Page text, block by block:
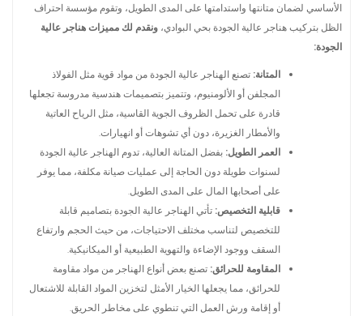
الأساسي لضمان متانتها واستدامتها على المدى الطويل، وتقوم مؤسسة احتراف
الظل بتركيب هناجر عالية الجودة بحي البوادي، ونقدم لك مميزات هناجر عالية
الجودة:
المتانة: تصنع الهناجر عالية الجودة من مواد قوية مثل الفولاذ
المجلفن أو الألومنيوم، وتتميز بتصميمات هندسية مدروسة تجعلها
قادرة على تحمل الظروف الجوية القاسية، مثل الرياح العاتية
والأمطار الغزيرة، دون أي تشوهات أو انهيارات.
العمر الطويل: بفضل المتانة العالية، تدوم الهناجر عالية الجودة
لسنوات طويلة دون الحاجة إلى عمليات صيانة مكلفة، مما يوفر
على أصحابها المال على المدى الطويل.
قابلية التخصيص: تأتي الهناجر عالية الجودة بتصاميم قابلة
للتخصيص لتناسب مختلف الاحتياجات، من حيث الحجم وارتفاع
السقف ووجود الإضاءة والتهوية الطبيعية أو الميكانيكية.
المقاومة للحرائق: تصنع بعض أنواع الهناجر من مواد مقاومة
للحرائق، مما يجعلها الخيار الأمثل لتخزين المواد القابلة للاشتعال
أو إقامة ورش العمل التي تنطوي على مخاطر الحريق.